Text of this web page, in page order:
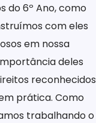
do 6º Ano, como
com eles
em nossa
deles
reconhecidos
prática. Como
trabalhando o